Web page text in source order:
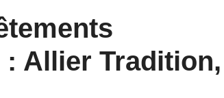
Allier Tradition,